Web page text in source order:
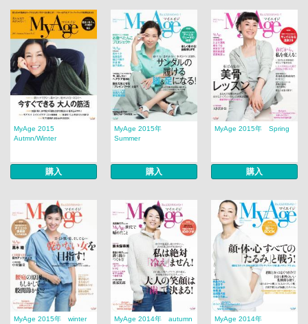
MyAge 2015
Autmn/Winter
購入
MyAge 2015年
Summer
購入
MyAge 2015年 Spring
購入
MyAge 2015年 winter MyAge 2014年 autumn
MyAge 2014年